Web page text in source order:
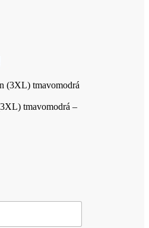
tmavomodrá –